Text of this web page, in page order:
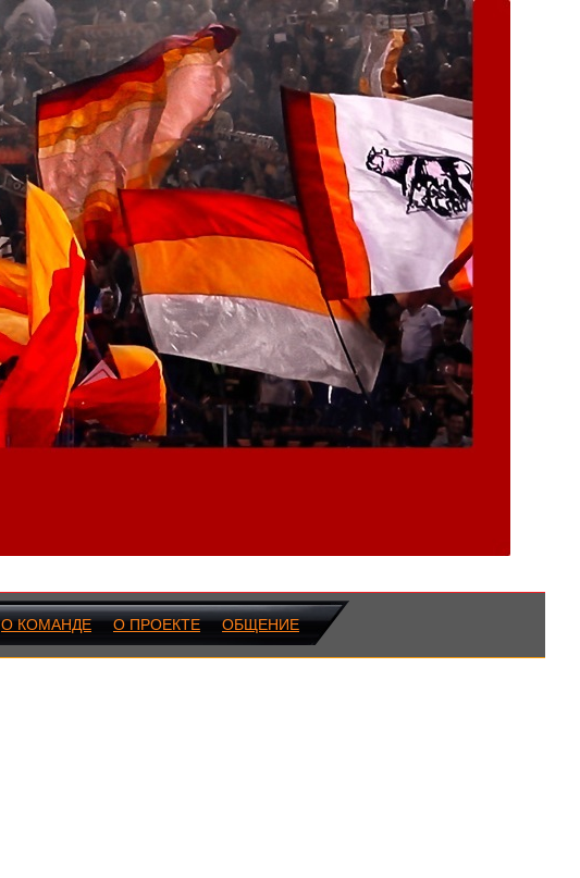
О КОМАНДЕ О ПРОЕКТЕ ОБЩЕНИЕ